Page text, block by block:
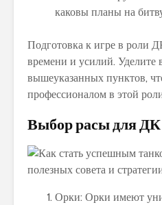
каковы планы на
Подготовка к игре в роли
времени и усилий.
вышеуказанных пунктов,
профессионалом в этой
Выбор расы для ДК
Орки: Орки имеют